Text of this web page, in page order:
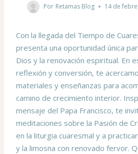
Por Retamas Blog 14 de
Con la llegada del Tiempo de
presenta una oportunidad única
Dios y la renovación espiritual. En
reflexión y conversión, te
materiales y enseñanzas para
camino de crecimiento interior.
mensaje del Papa Francisco, te
meditaciones sobre la Pasión de
en la liturgia cuaresmal y a
y la limosna con renovado fervor.